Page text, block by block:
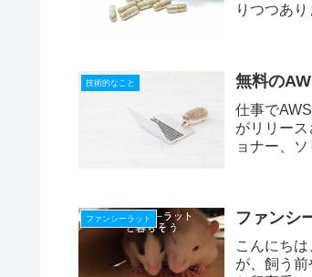
りつつあ
技術的なこと 無料の
仕事で
がリリー
ョナー、
ファンシーラット ファンシ
こんにち
が、飼う